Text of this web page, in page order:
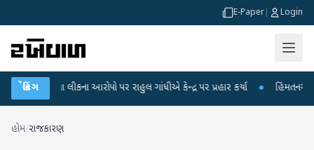
E-Paper Login
બ્રેકિંગ
લીકના આરોપો પર રાહુલ ગાંધીએ કેન્દ્ર પર પ્રહાર કર્યા ● હિંમતનગરમાં
હોમ/રાજકારણ